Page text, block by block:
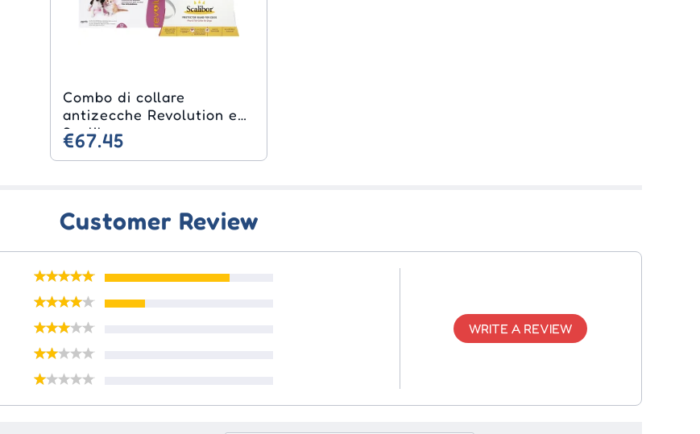
Combo di collare
antizecche Revolution e
Scalibor
€67.45
Customer Review
WRITE A REVIEW